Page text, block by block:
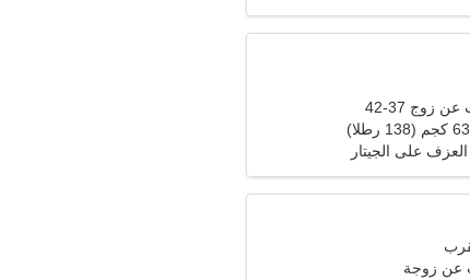
زوج 37-42
على الجيتار
عن زوجة